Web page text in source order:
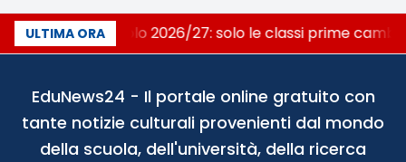
ULTIMA ORA
Nuovo curricolo 2026/27: solo le classi prime
EduNews24 - Il portale online gratuito con
tante notizie culturali provenienti dal mondo
della scuola, dell'università, della ricerca